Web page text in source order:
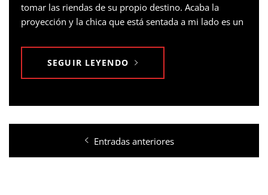
tomar las riendas de su propio destino. Acaba la
proyección y la chica que está sentada a mi lado es un
SEGUIR LEYENDO
Navegación
de
Entradas anteriores